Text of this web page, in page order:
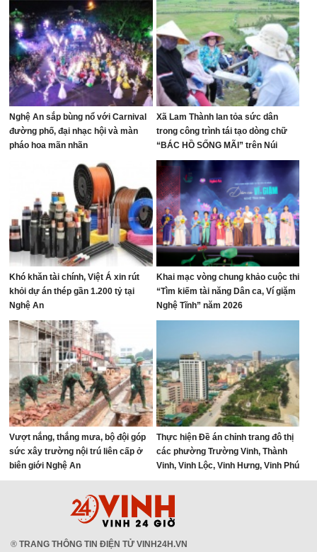
Nghệ An sắp bùng nổ với Carnival
đường phố, đại nhạc hội và màn
pháo hoa mãn nhãn
Xã Lam Thành lan tỏa sức dân
trong công trình tái tạo dòng chữ
“BÁC HỒ SỐNG MÃI” trên Núi
Nhón
Khó khăn tài chính, Việt Á xin rút
khỏi dự án thép gần 1.200 tỷ tại
Nghệ An
Khai mạc vòng chung khảo cuộc thi
“Tìm kiếm tài năng Dân ca, Ví giặm
Nghệ Tĩnh” năm 2026
Vượt nắng, thắng mưa, bộ đội góp
sức xây trường nội trú liên cấp ở
biên giới Nghệ An
Thực hiện Đề án chỉnh trang đô thị
các phường Trường Vinh, Thành
Vinh, Vinh Lộc, Vinh Hưng, Vinh Phú
và Cửa Lò giai đoạn 2026 – 2030
® TRANG THÔNG TIN ĐIỆN TỬ VINH24H.VN